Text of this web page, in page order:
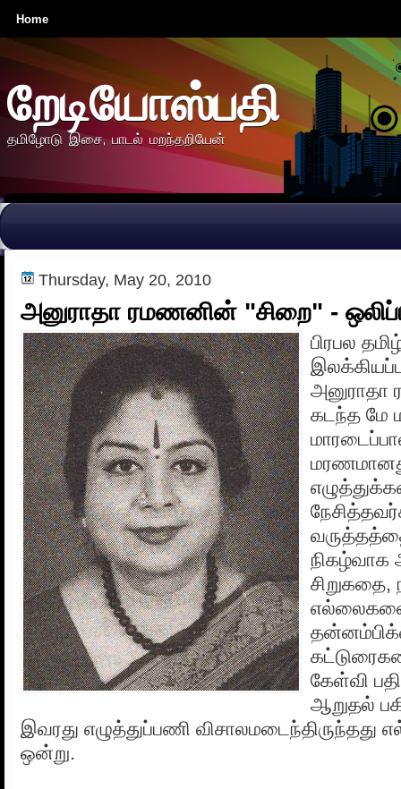
Home
றேடியோஸ்பதி
தமிழோடு இசை, பாடல் மறந்தறியேன்
Thursday, May 20, 2010
அனுராதா ரமணனின் "சிறை" -
பிரபல
கடந்த மே
நிகழ்வாக
கேள்வி
ஆறுதல்
இவரது எழுத்துப்பணி விசாலமடைந்திருந்தது
ஒன்று.